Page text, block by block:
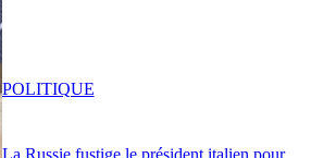
POLITIQUE